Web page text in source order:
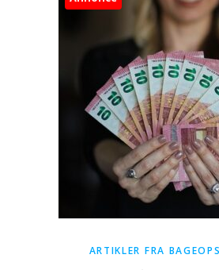
ARTIKLER FRA